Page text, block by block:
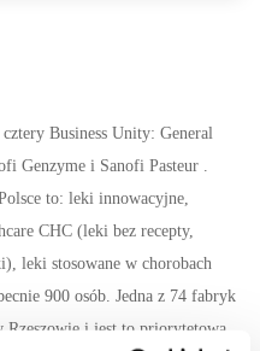
Business Unity: General
Genzyme i Sanofi Pasteur .
to: leki innowacyjne,
CHC (leki bez recepty,
leki stosowane w chorobach
900 osób. Jedna z 74 fabryk
Rzeszowie i jest to priorytetowa